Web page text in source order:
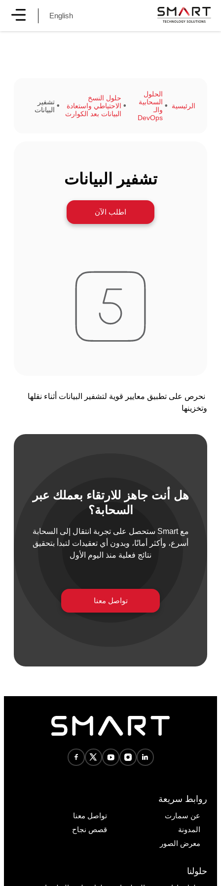
English
الرئيسية
الحلول
السحابية
والـ
DevOps
حلول النسخ
الاحتياطي واستعادة
البيانات بعد الكوارث
تشفير
البيانات
تشفير البيانات
اطلب الآن
نحرص على تطبيق معايير قوية لتشفير البيانات أثناء نقلها
وتخزينها
هل أنت جاهز للارتقاء بعملك عبر
السحابة؟
مع Smart ستحصل على تجربة انتقال إلى السحابة
أسرع، وأكثر أمانًا، وبدون أي تعقيدات لتبدأ بتحقيق
نتائج فعلية منذ اليوم الأول
تواصل معنا
روابط سريعة
عن سمارت
تواصل معنا
المدونة
قصص نجاح
معرض الصور
حلولنا